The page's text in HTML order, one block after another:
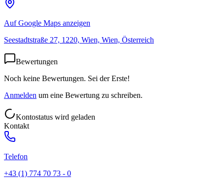
Auf Google Maps anzeigen
Seestadtstraße 27, 1220, Wien, Wien, Österreich
Bewertungen
Noch keine Bewertungen. Sei der Erste!
Anmelden um eine Bewertung zu schreiben.
Kontostatus wird geladen
Kontakt
Telefon
+43 (1) 774 70 73 - 0